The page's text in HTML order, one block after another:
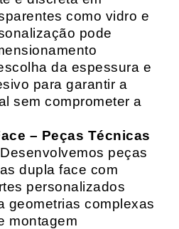
como vidro e
pode
da espessura e
para garantir a
sem comprometer a
– Peças Técnicas
Desenvolvemos peças
dupla face com
personalizados
geometrias complexas
montagem